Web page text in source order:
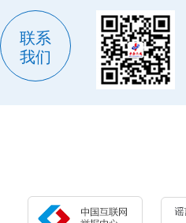
联系
我们